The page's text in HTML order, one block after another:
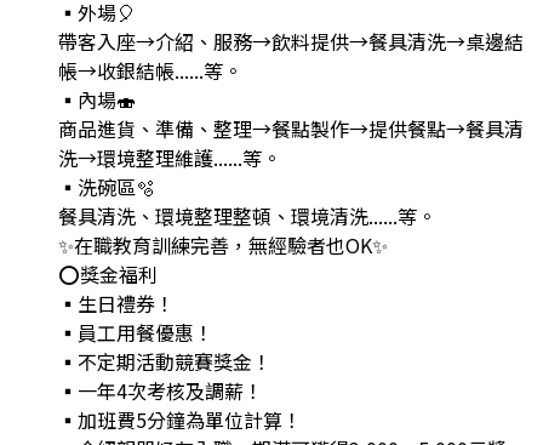
▪外場🎈
帶客入座→介紹、服務→飲料提供→餐具清洗→桌邊結
帳→收銀結帳......等。
▪內場🍣
商品進貨、準備、整理→餐點製作→提供餐點→餐具清
洗→環境整理維護......等。
▪洗碗區🫧
餐具清洗、環境整理整頓、環境清洗......等。
✨️在職教育訓練完善，無經驗者也OK✨️
⭕獎金福利
▪生日禮券！
▪員工用餐優惠！
▪不定期活動競賽獎金！
▪一年4次考核及調薪！
▪加班費5分鐘為單位計算！